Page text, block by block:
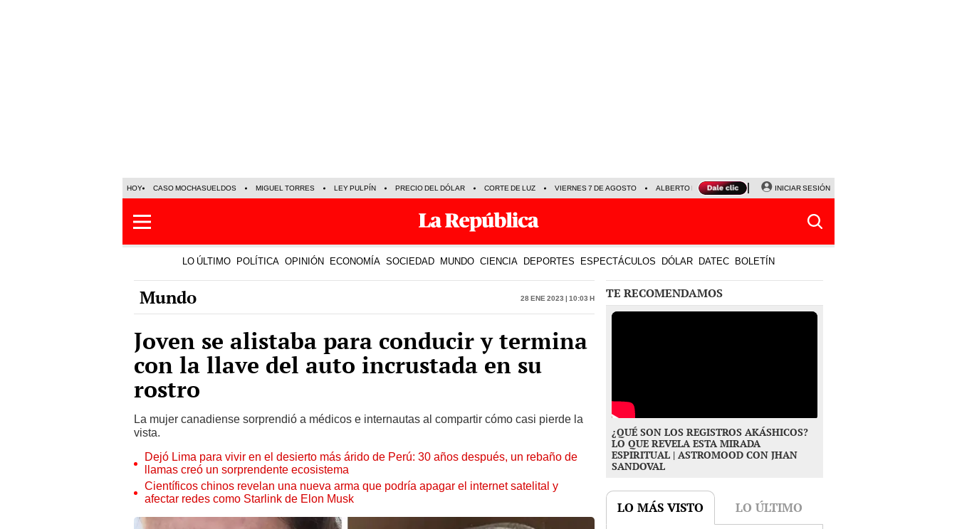
HOY CASO MOCHASUELDOS MIGUEL TORRES LEY PULPÍN PRECIO DEL DÓLAR CORTE DE LUZ VIERNES 7 DE AGOSTO ALBERTO BENAVIDES NALDY SALDAÑA
INICIAR SESIÓN
LO ÚLTIMO POLÍTICA OPINIÓN ECONOMÍA SOCIEDAD MUNDO CIENCIA DEPORTES ESPECTÁCULOS DÓLAR DATEC BOLETÍN
Mundo 28 Ene 2023 | 10:03 h
Joven se alistaba para conducir y termina
con la llave del auto incrustada en su
rostro
La mujer canadiense sorprendió a médicos e internautas al compartir cómo casi pierde la
vista.
Dejó Lima para vivir en el desierto más árido de Perú: 30 años después, un rebaño de
llamas creó un sorprendente ecosistema
Científicos chinos revelan una nueva arma que podría apagar el internet satelital y
afectar redes como Starlink de Elon Musk
TE RECOMENDAMOS
¿QUÉ SON LOS REGISTROS AKÁSHICOS?
LO QUE REVELA ESTA MIRADA
ESPIRITUAL | ASTROMOOD CON JHAN
SANDOVAL
LO MÁS VISTO LO ÚLTIMO